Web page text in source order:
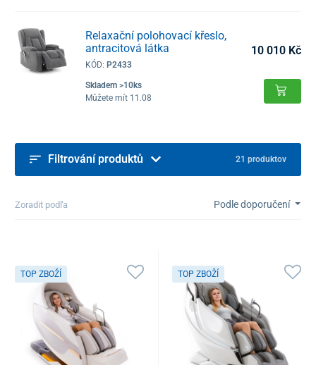
Relaxační polohovací křeslo,
antracitová látka
KÓD: P2433
Skladem >10ks
Můžete mít 11.08
10 010 Kč
Filtrování produktů 21 produktov
Zoradit podľa Podle doporučení
TOP ZBOŽÍ TOP ZBOŽÍ